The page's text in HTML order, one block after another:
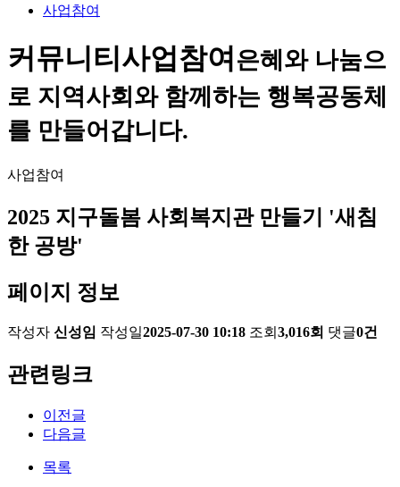
사업참여
커뮤니티사업참여은혜와 나눔으
로 지역사회와 함께하는 행복공동체
를 만들어갑니다.
사업참여
2025 지구돌봄 사회복지관 만들기 '새침
한 공방'
페이지 정보
작성자 신성임 작성일2025-07-30 10:18 조회 3,016회 댓글0건
관련링크
이전글
다음글
목록